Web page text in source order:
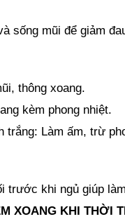
sống mũi để giảm
thông xoang.
kèm phong nhiệt.
Làm ấm, trừ
trước khi ngủ giúp
XOANG KHI THỜI